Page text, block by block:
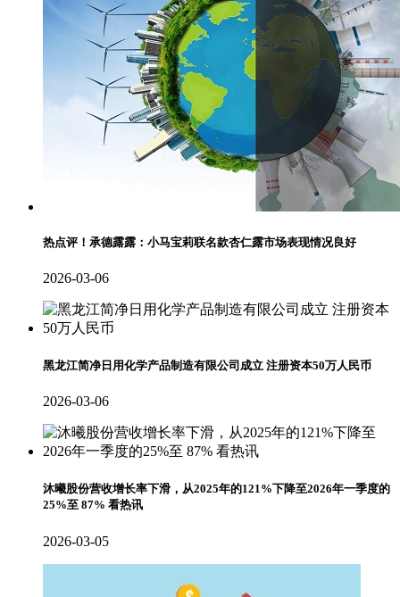
热点评！承德露露：小马宝莉联名款杏仁露市场表现情况良好
2026-03-06
黑龙江简净日用化学产品制造有限公司成立 注册资本50万人民币
2026-03-06
沐曦股份营收增长率下滑，从2025年的121%下降至2026年一季度的
25%至 87% 看热讯
2026-03-05